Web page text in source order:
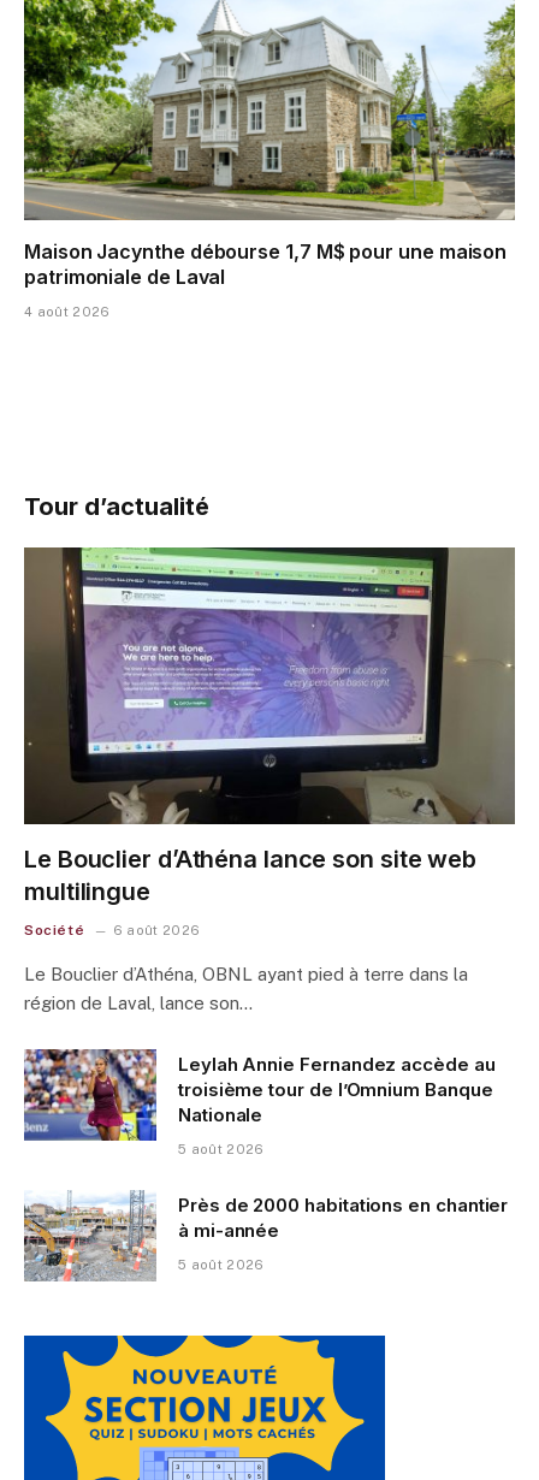
Maison Jacynthe débourse 1,7 M$ pour une maison
patrimoniale de Laval
4 août 2026
Tour d’actualité
Le Bouclier d’Athéna lance son site web
multilingue
Société 6 août 2026
Le Bouclier d’Athéna, OBNL ayant pied à terre dans la
région de Laval, lance son…
Leylah Annie Fernandez accède au
troisième tour de l’Omnium Banque
Nationale
5 août 2026
Près de 2000 habitations en chantier
à mi-année
5 août 2026